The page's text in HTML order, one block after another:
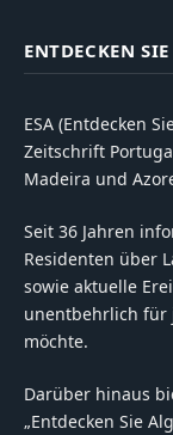
ENTDECKEN
ESA (Entdecken
Zeitschrift
Madeira und
Seit 36 Jahren
Residenten über
sowie aktuelle
unentbehrlich für
möchte.
Darüber hinaus
„Entdecken Sie